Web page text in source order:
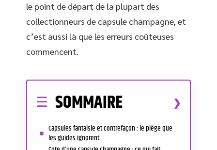
le point de départ de la plupart des
collectionneurs de capsule champagne, et
c’est aussi là que les erreurs coûteuses
commencent.
SOMMAIRE
Capsules fantaisie et contrefaçon : le piège que
les guides ignorent